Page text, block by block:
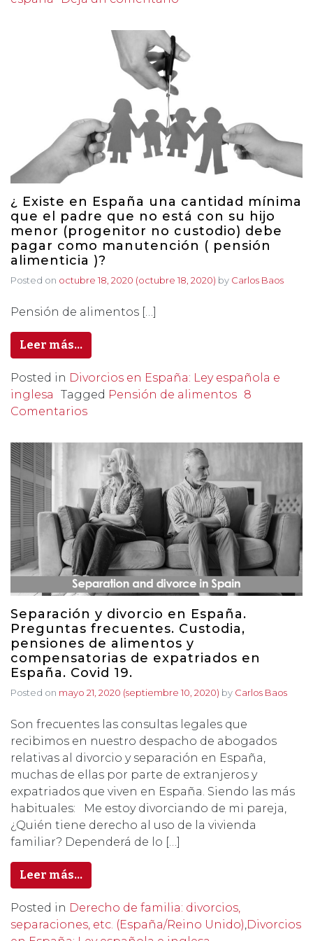
¿ Existe en España una cantidad mínima
que el padre que no está con su hijo
menor (progenitor no custodio) debe
pagar como manutención ( pensión
alimenticia )?
Posted on octubre 18, 2020 (octubre 18, 2020) by Carlos Baos
Pensión de alimentos […]
Leer más…
Posted in Divorcios en España: Ley española e
inglesa
Tagged Pensión de alimentos 8
Comentarios
Separación y divorcio en España.
Preguntas frecuentes. Custodia,
pensiones de alimentos y
compensatorias de expatriados en
España. Covid 19.
Posted on mayo 21, 2020 (septiembre 10, 2020) by Carlos Baos
Son frecuentes las consultas legales que
recibimos en nuestro despacho de abogados
relativas al divorcio y separación en España,
muchas de ellas por parte de extranjeros y
expatriados que viven en España. Siendo las más
habituales: Me estoy divorciando de mi pareja,
¿Quién tiene derecho al uso de la vivienda
familiar? Dependerá de lo […]
Leer más…
Posted in Derecho de familia: divorcios,
separaciones, etc. (España/Reino Unido) Divorcios